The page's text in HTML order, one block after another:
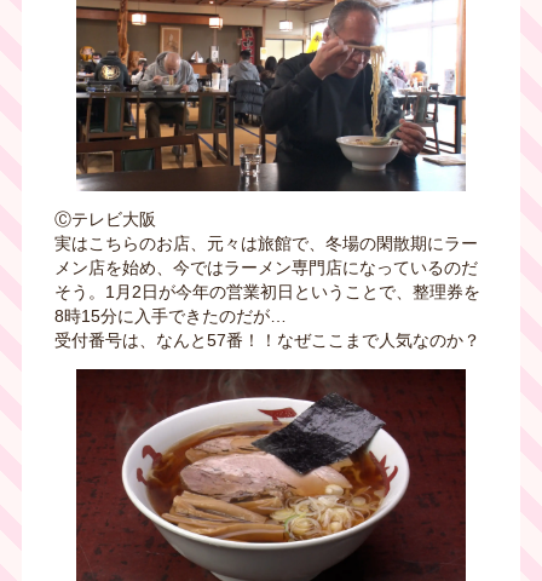
Ⓒテレビ大阪
実はこちらのお店、元々は旅館で、冬場の閑散期にラー
メン店を始め、今ではラーメン専門店になっているのだ
そう。1月2日が今年の営業初日ということで、整理券を
8時15分に入手できたのだが…
受付番号は、なんと57番！！なぜここまで人気なのか？